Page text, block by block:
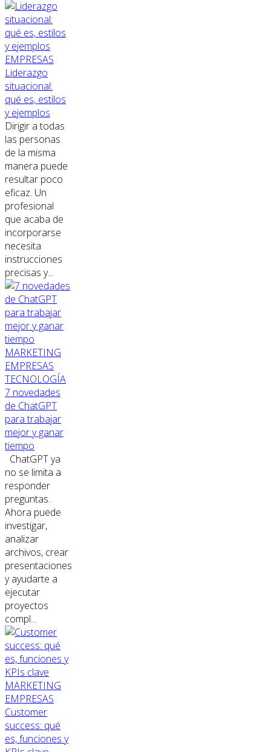
EMPRESAS
Liderazgo
situacional:
qué es, estilos
y ejemplos
Dirigir a todas
las personas
de la misma
manera puede
resultar poco
eficaz. Un
profesional
que acaba de
incorporarse
necesita
instrucciones
precisas y...
MARKETING
EMPRESAS
TECNOLOGÍA
7 novedades
de ChatGPT
para trabajar
mejor y ganar
tiempo
ChatGPT ya
no se limita a
responder
preguntas.
Ahora puede
investigar,
analizar
archivos, crear
presentaciones
y ayudarte a
ejecutar
proyectos
compl...
MARKETING
EMPRESAS
Customer
success: qué
es, funciones y